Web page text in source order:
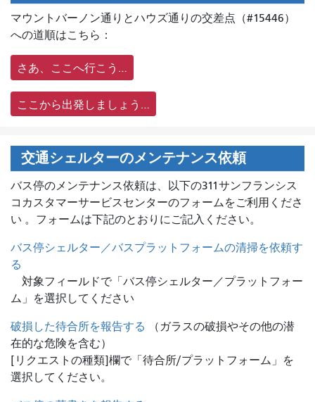
マウントバーノン通りとハウズ通りの交差点（#15446）
への道順はこちら：
さあ、ここへ行こう…
ここから出発しましょう…
交通シェルターのメンテナンス依頼
バス停のメンテナンス依頼は、 以下の311サンフランシス
コカスタマーサービスセンターのフォームをご利用くださ
い 。フォームは下記のとおりにご記入ください。
バス停シェルター／バスプラットフォームの清掃を依頼す
る
対象フィールドで「バス停シェルター／プラットフォー
ム」を選択してください
破損した待合所を報告する
（ガラスの破損やその他の潜
在的な危険を含む）
[リクエストの種類]欄で「待合所/プラットフォーム」を
選択してください。